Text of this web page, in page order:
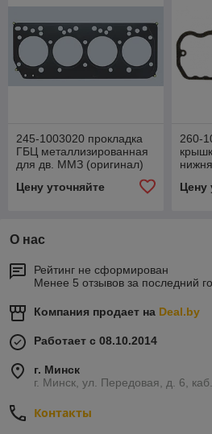
245-1003020 прокладка
ГБЦ металлизированная
для дв. ММЗ (оригинал)
Цену уточняйте
260-
Цену
О нас
Рейтинг не сформирован
Менее 5 отзывов за последний
Компания продает на Deal.by
Работает с 08.10.2014
г. Минск
г. Минск, ул. Передовая, д. 6,
Контакты